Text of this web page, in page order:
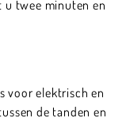
u twee minuten en
voor elektrisch en
de tanden en